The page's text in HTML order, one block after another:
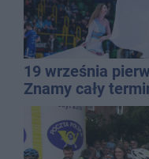
19 września
Znamy cały